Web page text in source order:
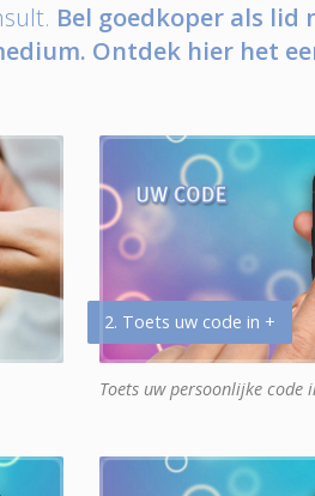
Bel goedkoper als
Ontdek hier het
2. Toets uw code in +
Toets uw persoonlijke code